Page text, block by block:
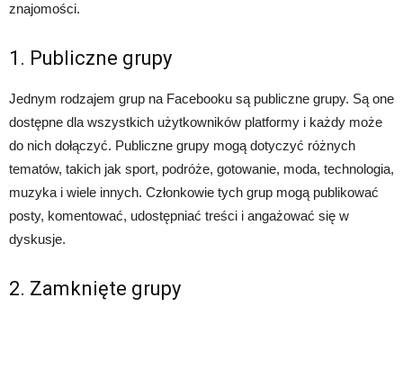
znajomości.
1. Publiczne grupy
Jednym rodzajem grup na Facebooku są publiczne grupy. Są one
dostępne dla wszystkich użytkowników platformy i każdy może
do nich dołączyć. Publiczne grupy mogą dotyczyć różnych
tematów, takich jak sport, podróże, gotowanie, moda, technologia,
muzyka i wiele innych. Członkowie tych grup mogą publikować
posty, komentować, udostępniać treści i angażować się w
dyskusje.
2. Zamknięte grupy